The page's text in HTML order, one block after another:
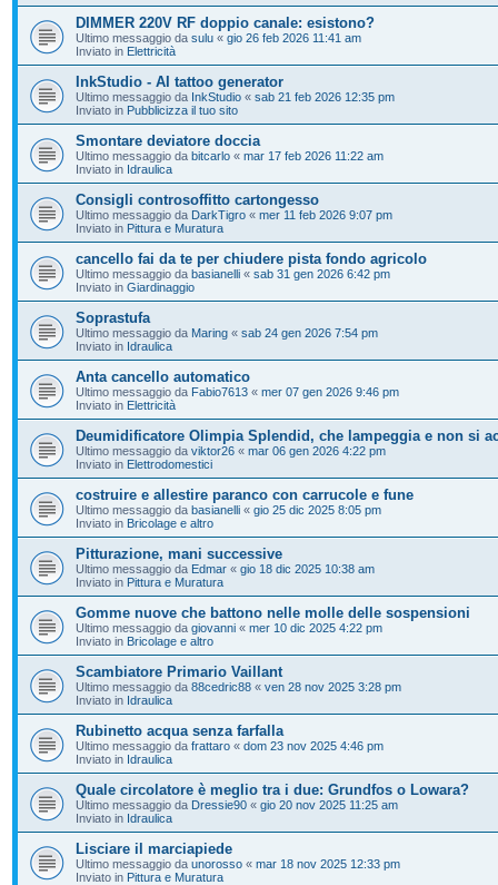
DIMMER 220V RF doppio canale: esistono?
Ultimo messaggio da sulu « gio 26 feb 2026 11:41 am
Inviato in Elettricità
InkStudio - AI tattoo generator
Ultimo messaggio da InkStudio « sab 21 feb 2026 12:35 pm
Inviato in Pubblicizza il tuo sito
Smontare deviatore doccia
Ultimo messaggio da bitcarlo « mar 17 feb 2026 11:22 am
Inviato in Idraulica
Consigli controsoffitto cartongesso
Ultimo messaggio da DarkTigro « mer 11 feb 2026 9:07 pm
Inviato in Pittura e Muratura
cancello fai da te per chiudere pista fondo agricolo
Ultimo messaggio da basianelli « sab 31 gen 2026 6:42 pm
Inviato in Giardinaggio
Soprastufa
Ultimo messaggio da Maring « sab 24 gen 2026 7:54 pm
Inviato in Idraulica
Anta cancello automatico
Ultimo messaggio da Fabio7613 « mer 07 gen 2026 9:46 pm
Inviato in Elettricità
Deumidificatore Olimpia Splendid, che lampeggia e non si
Ultimo messaggio da viktor26 « mar 06 gen 2026 4:22 pm
Inviato in Elettrodomestici
costruire e allestire paranco con carrucole e fune
Ultimo messaggio da basianelli « gio 25 dic 2025 8:05 pm
Inviato in Bricolage e altro
Pitturazione, mani successive
Ultimo messaggio da Edmar « gio 18 dic 2025 10:38 am
Inviato in Pittura e Muratura
Gomme nuove che battono nelle molle delle sospensioni
Ultimo messaggio da giovanni « mer 10 dic 2025 4:22 pm
Inviato in Bricolage e altro
Scambiatore Primario Vaillant
Ultimo messaggio da 88cedric88 « ven 28 nov 2025 3:28 pm
Inviato in Idraulica
Rubinetto acqua senza farfalla
Ultimo messaggio da frattaro « dom 23 nov 2025 4:46 pm
Inviato in Idraulica
Quale circolatore è meglio tra i due: Grundfos o Lowara?
Ultimo messaggio da Dressie90 « gio 20 nov 2025 11:25 am
Inviato in Idraulica
Lisciare il marciapiede
Ultimo messaggio da unorosso « mar 18 nov 2025 12:33 pm
Inviato in Pittura e Muratura